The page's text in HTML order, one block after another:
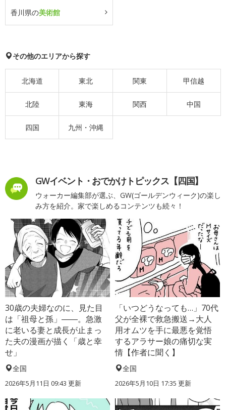
香川県の美術館
その他のエリアから探す
北海道 東北 関東 甲信越
北陸 東海 関西 中国
四国 九州・沖縄
GWイベント・おでかけトピックス【四国】
ウォーカー編集部が選ぶ、GW(ゴールデンウィーク)の楽し
み方を紹介。家で楽しめるコンテンツも続々！
30歳の夫婦なのに、見た目
は「祖母と孫」――。急激
に老いる妻と成長が止まっ
た夫の漫画が描く「歳と幸
せ」
全国
2026年5月11日 09:43 更新
「いつどうなっても…」70代
父が全裸で救急搬送→大人
用オムツを手に最悪を覚悟
するアラサー娘の痛切な実
情【作者に聞く】
全国
2026年5月10日 17:35 更新